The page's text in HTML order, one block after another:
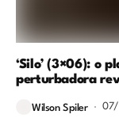
‘Silo’ (3×06): o
perturbadora
Wilson Spiler